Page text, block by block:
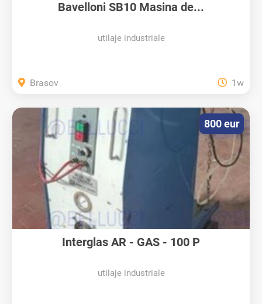
Bavelloni SB10 Masina de...
utilaje industriale
Brasov 1w
Interglas AR - GAS - 100 P
utilaje industriale
800 eur